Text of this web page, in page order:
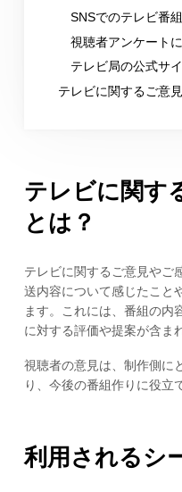
SNSでのテレビ番
視聴者アンケート
テレビ局の公式サ
テレビに関するご意
テレビに関す
とは？
テレビに関するご意見やご
送内容について感じたこと
ます。これには、番組の内
に対する評価や提案が含ま
視聴者の意見は、制作側に
り、今後の番組作りに役立
利用されるシ